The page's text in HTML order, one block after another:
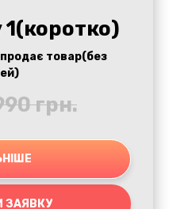
1(коротко)
товар(без
грн.
ЗАЯВКУ